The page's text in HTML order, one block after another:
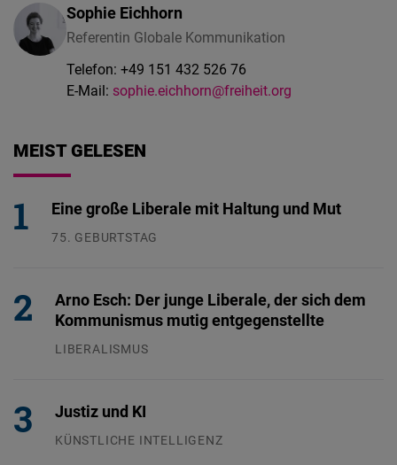
Sophie Eichhorn
Referentin Globale Kommunikation
Telefon: +49 151 432 526 76
E-Mail: sophie.eichhorn@freiheit.org
MEIST GELESEN
Eine große Liberale mit Haltung und Mut
75. GEBURTSTAG
Arno Esch: Der junge Liberale, der sich dem
Kommunismus mutig entgegenstellte
LIBERALISMUS
Justiz und KI
KÜNSTLICHE INTELLIGENZ